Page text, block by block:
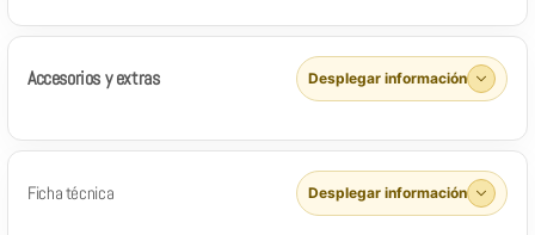
Accesorios y extras Desplegar información
Ficha técnica Desplegar información